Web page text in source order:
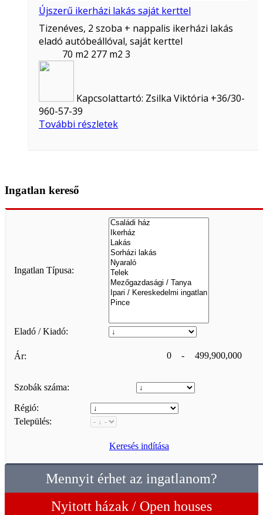
Újszerű ikerházi lakás saját kerttel
Tizenéves, 2 szoba + nappalis ikerházi lakás
eladó autóbeállóval, saját kerttel
70 m2 277 m2 3
Kapcsolattartó: Zsilka Viktória +36/30-
960-57-39
További részletek
Ingatlan kereső
Ingatlan Típusa:
Eladó / Kiadó:
Ár: 0 - 499,900,000
Szobák száma:
Régió:
Település:
Keresés indítása
Mennyit érhet az ingatlanom?
Nyitott házak / Open houses